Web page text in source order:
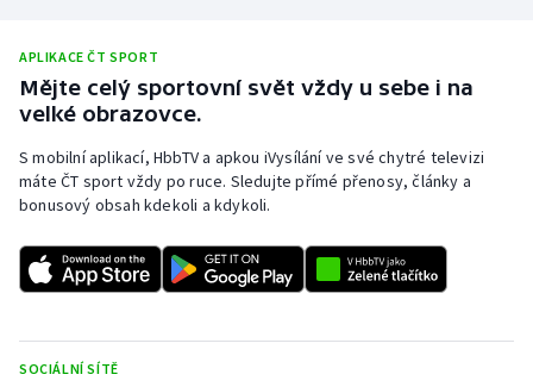
Stolní tenis
Veslování
Vodní slalom
Ostatní
APLIKACE ČT SPORT
Mějte celý sportovní svět vždy u sebe i na
velké obrazovce.
S mobilní aplikací, HbbTV a apkou iVysílání ve své chytré televizi
máte ČT sport vždy po ruce. Sledujte přímé přenosy, články a
bonusový obsah kdekoli a kdykoli.
SOCIÁLNÍ SÍTĚ